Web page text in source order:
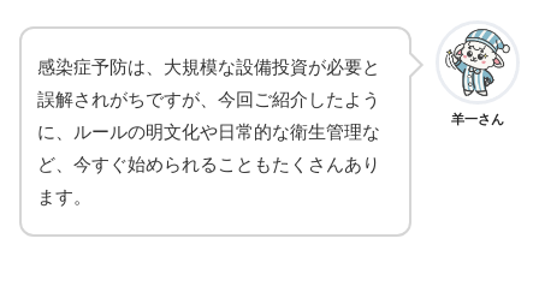
羊一さん
感染症予防は、大規模な設備投資が必要と
誤解されがちですが、今回ご紹介したよう
に、ルールの明文化や日常的な衛生管理な
ど、今すぐ始められることもたくさんあり
ます。